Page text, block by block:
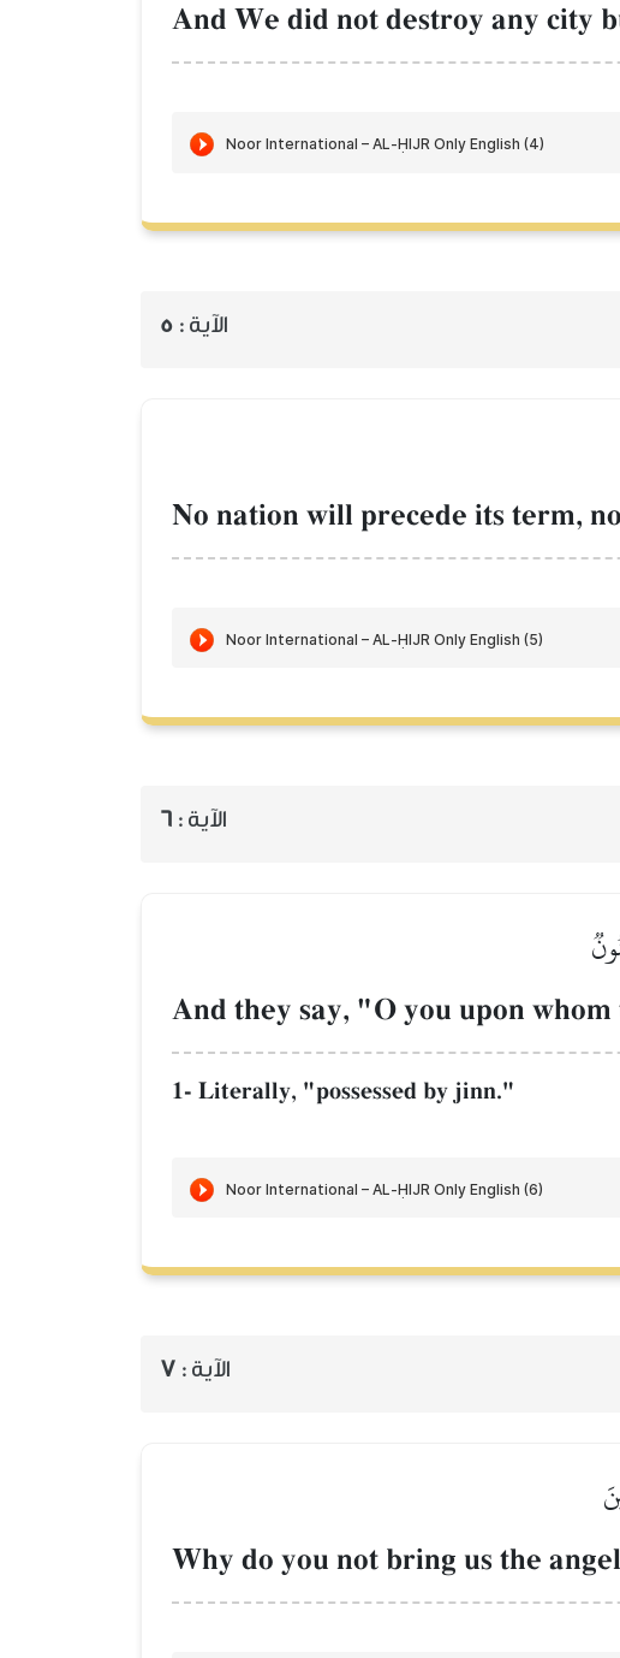
And We did not destroy any city
الآية : 5
No nation will precede its term,
الآية : 6
And they say, "O you upon whom
1- Literally, "possessed by jinn."
الآية : 7
Why do you not bring us the